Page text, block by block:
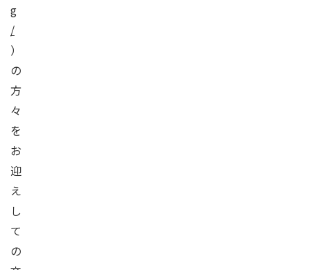
g
/
）
の
方
々
を
お
迎
え
し
て
の